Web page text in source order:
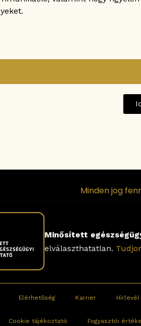
Minden jog
Minősített
elválaszthatatlan.
Elérhetőség Karrier
Cookie tájékoztató Fogyasztói